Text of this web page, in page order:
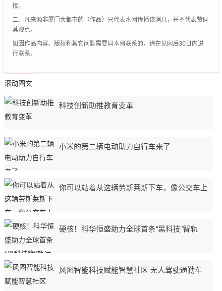
接。
二、凡来源非厦门大都市的（作品）只代表本网传播该消息，并不代表赞同
其观点。
如因作品内容、版权和其它问题需要同本网联系的，请在见网后30日内进
行联系。
滚动图文
科技创新助推教育变革
小米的第二辆电动助力自行车来了
你可以站着从这辆劳斯莱斯下车，像公交车上
硬核！科华恒盛助力全球首条“黑科技”智轨
风图智能科技赋能智慧社区 无人驾驶通勤车